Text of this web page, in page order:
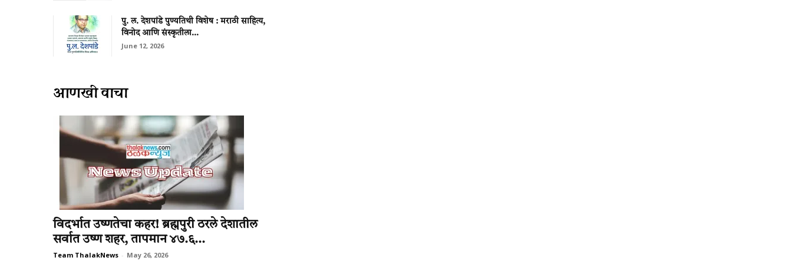
पु. ल. देशपांडे पुण्यतिथी विशेष : मराठी साहित्य,
विनोद आणि संस्कृतीला...
June 12, 2026
आणखी वाचा
विदर्भात उष्णतेचा कहर! ब्रह्मपुरी ठरले देशातील
सर्वात उष्ण शहर, तापमान ४७.६...
Team ThalakNews - May 26, 2026